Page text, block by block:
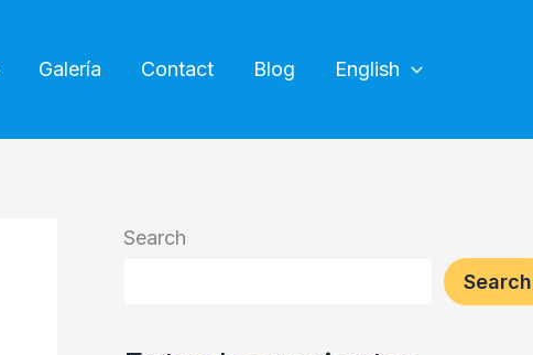
Galería Contact Blog English
Search
Search